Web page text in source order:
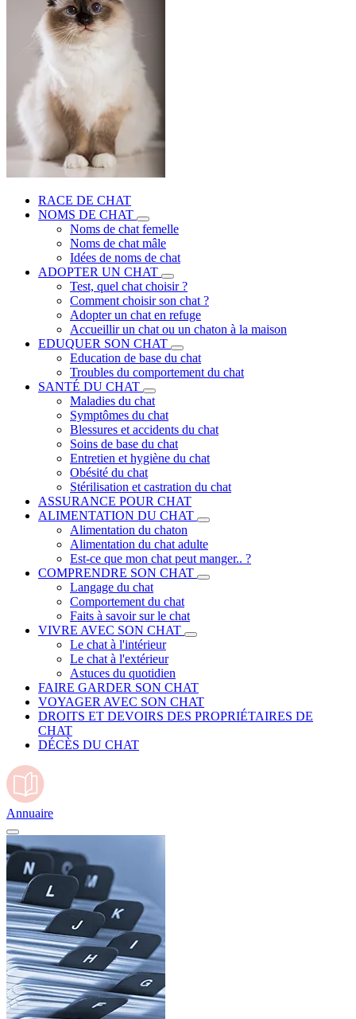
RACE DE CHAT
NOMS DE CHAT
Noms de chat femelle
Noms de chat mâle
Idées de noms de chat
ADOPTER UN CHAT
Test, quel chat choisir ?
Comment choisir son chat ?
Adopter un chat en refuge
Accueillir un chat ou un chaton à la maison
EDUQUER SON CHAT
Education de base du chat
Troubles du comportement du chat
SANTÉ DU CHAT
Maladies du chat
Symptômes du chat
Blessures et accidents du chat
Soins de base du chat
Entretien et hygiène du chat
Obésité du chat
Stérilisation et castration du chat
ASSURANCE POUR CHAT
ALIMENTATION DU CHAT
Alimentation du chaton
Alimentation du chat adulte
Est-ce que mon chat peut manger.. ?
COMPRENDRE SON CHAT
Langage du chat
Comportement du chat
Faits à savoir sur le chat
VIVRE AVEC SON CHAT
Le chat à l'intérieur
Le chat à l'extérieur
Astuces du quotidien
FAIRE GARDER SON CHAT
VOYAGER AVEC SON CHAT
DROITS ET DEVOIRS DES PROPRIÉTAIRES DE
CHAT
DÉCÈS DU CHAT
Annuaire